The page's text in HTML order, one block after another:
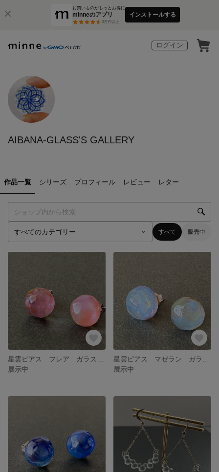
お買いものがもっとお得に
minneのアプリ
3万件以上
インストールする
ログイン
AIBANA-GLASS'S GALLERY
作品一覧 シリーズ プロフィール レビュー レター
すべて 販売中
展示中
展示中